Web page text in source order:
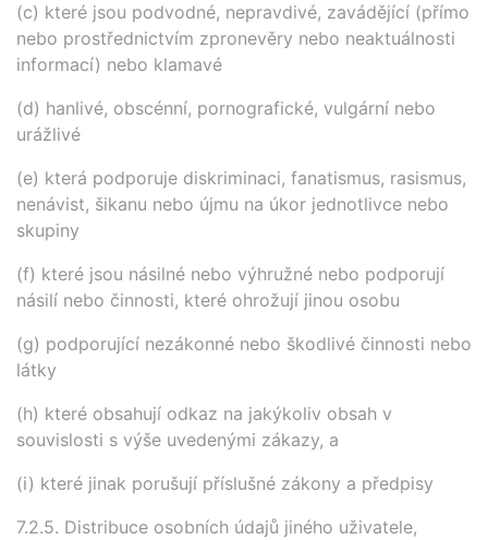
(c) které jsou podvodné, nepravdivé, zavádějící (přímo
nebo prostřednictvím zpronevěry nebo neaktuálnosti
informací) nebo klamavé
(d) hanlivé, obscénní, pornografické, vulgární nebo
urážlivé
(e) která podporuje diskriminaci, fanatismus, rasismus,
nenávist, šikanu nebo újmu na úkor jednotlivce nebo
skupiny
(f) které jsou násilné nebo výhružné nebo podporují
násilí nebo činnosti, které ohrožují jinou osobu
(g) podporující nezákonné nebo škodlivé činnosti nebo
látky
(h) které obsahují odkaz na jakýkoliv obsah v
souvislosti s výše uvedenými zákazy, a
(i) které jinak porušují příslušné zákony a předpisy
7.2.5. Distribuce osobních údajů jiného uživatele,